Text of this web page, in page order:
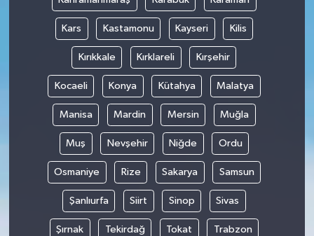
Kars Kastamonu Kayseri Kilis
Kırıkkale Kırklareli Kırşehir
Kocaeli Konya Kütahya Malatya
Manisa Mardin Mersin Muğla
Muş Nevşehir Niğde Ordu
Osmaniye Rize Sakarya Samsun
Şanlıurfa Siirt Sinop Sivas
Şırnak Tekirdağ Tokat Trabzon